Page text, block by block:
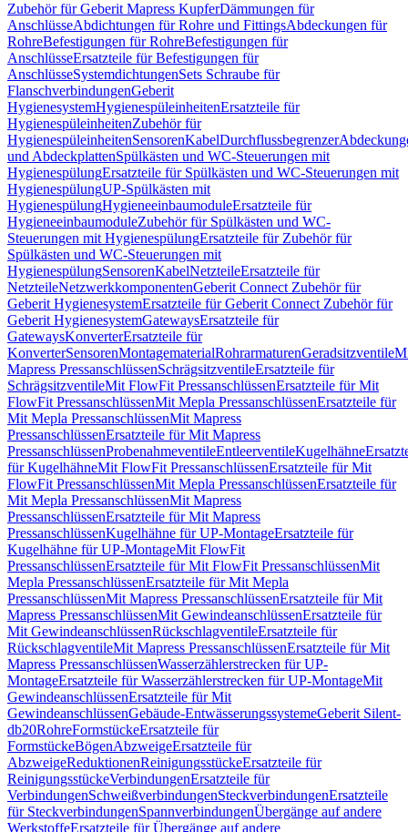
Zubehör für Geberit Mapress KupferDämmungen für
AnschlüsseAbdichtungen für Rohre und FittingsAbdeckungen für
RohreBefestigungen für RohreBefestigungen für
AnschlüsseErsatzteile für Befestigungen für
AnschlüsseSystemdichtungenSets Schraube für
FlanschverbindungenGeberit
HygienesystemHygienespüleinheitenErsatzteile für
HygienespüleinheitenZubehör für
HygienespüleinheitenSensorenKabelDurchflussbegrenzer
und AbdeckplattenSpülkästen und WC-Steuerungen mit
HygienespülungErsatzteile für Spülkästen und WC-Steuerungen mit
HygienespülungUP-Spülkästen mit
HygienespülungHygieneeinbaumoduleErsatzteile für
HygieneeinbaumoduleZubehör für Spülkästen und WC-
Steuerungen mit HygienespülungErsatzteile für Zubehör für
Spülkästen und WC-Steuerungen mit
HygienespülungSensorenKabelNetzteileErsatzteile für
NetzteileNetzwerkkomponentenGeberit Connect Zubehör für
Geberit HygienesystemErsatzteile für Geberit Connect Zubehör für
Geberit HygienesystemGatewaysErsatzteile für
GatewaysKonverterErsatzteile für
KonverterSensorenMontagematerialRohrarmaturenGeradsitzventile
Mapress PressanschlüssenSchrägsitzventileErsatzteile für
SchrägsitzventileMit FlowFit PressanschlüssenErsatzteile für Mit
FlowFit PressanschlüssenMit Mepla PressanschlüssenErsatzteile für
Mit Mepla PressanschlüssenMit Mapress
PressanschlüssenErsatzteile für Mit Mapress
PressanschlüssenProbenahmeventileEntleerventileKugelhähne
für KugelhähneMit FlowFit PressanschlüssenErsatzteile für Mit
FlowFit PressanschlüssenMit Mepla PressanschlüssenErsatzteile für
Mit Mepla PressanschlüssenMit Mapress
PressanschlüssenErsatzteile für Mit Mapress
PressanschlüssenKugelhähne für UP-MontageErsatzteile für
Kugelhähne für UP-MontageMit FlowFit
PressanschlüssenErsatzteile für Mit FlowFit PressanschlüssenMit
Mepla PressanschlüssenErsatzteile für Mit Mepla
PressanschlüssenMit Mapress PressanschlüssenErsatzteile für Mit
Mapress PressanschlüssenMit GewindeanschlüssenErsatzteile für
Mit GewindeanschlüssenRückschlagventileErsatzteile für
RückschlagventileMit Mapress PressanschlüssenErsatzteile für Mit
Mapress PressanschlüssenWasserzählerstrecken für UP-
MontageErsatzteile für Wasserzählerstrecken für UP-MontageMit
GewindeanschlüssenErsatzteile für Mit
GewindeanschlüssenGebäude-EntwässerungssystemeGeberit Silent-
db20RohreFormstückeErsatzteile für
FormstückeBögenAbzweigeErsatzteile für
AbzweigeReduktionenReinigungsstückeErsatzteile für
ReinigungsstückeVerbindungenErsatzteile für
VerbindungenSchweißverbindungenSteckverbindungenErsatzteile
für SteckverbindungenSpannverbindungenÜbergänge auf andere
WerkstoffeErsatzteile für Übergänge auf andere